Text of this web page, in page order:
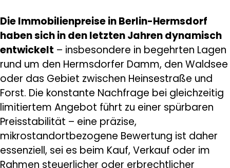
Die Immobilienpreise in Berlin-Hermsdorf
haben sich in den letzten Jahren dynamisch
entwickelt – insbesondere in begehrten Lagen
rund um den Hermsdorfer Damm, den Waldsee
oder das Gebiet zwischen Heinsestraße und
Forst. Die konstante Nachfrage bei gleichzeitig
limitiertem Angebot führt zu einer spürbaren
Preisstabilität – eine präzise,
mikrostandortbezogene Bewertung ist daher
essenziell, sei es beim Kauf, Verkauf oder im
Rahmen steuerlicher oder erbrechtlicher